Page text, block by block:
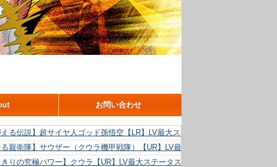
お問い合わせ
る伝説】超サイヤ人ゴッド孫悟空【LR】LV最大ステータスまとめ！
親衛隊】サウザー（クウラ機甲戦隊）【UR】LV最大ステータスまとめ！
りの究極パワー】クウラ【UR】LV最大ステータスまとめ！